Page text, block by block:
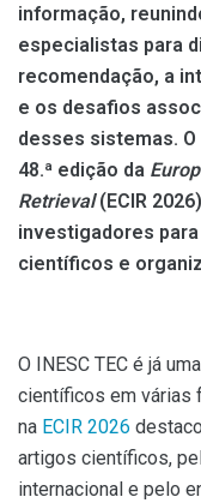
informação,
especialistas para
recomendação, a
e os desafios
desses sistemas. O
48.ª edição da
Retrieval(ECIR
investigadores
científicos e
O INESC TEC é já
científicos em várias
na ECIR 2026
artigos científicos,
internacional e pelo